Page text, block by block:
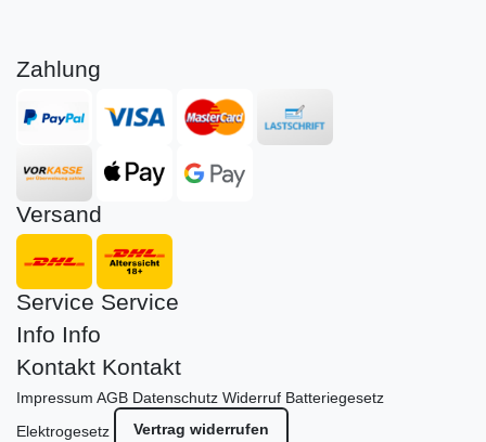
Zahlung
Versand
Service Service
Info Info
Kontakt Kontakt
Impressum AGB Datenschutz Widerruf Batteriegesetz
Elektrogesetz
Vertrag widerrufen